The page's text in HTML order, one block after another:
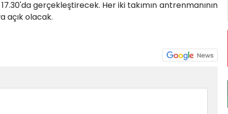
gerçekleştirecek. Her iki takımın antrenmanının
açık olacak.